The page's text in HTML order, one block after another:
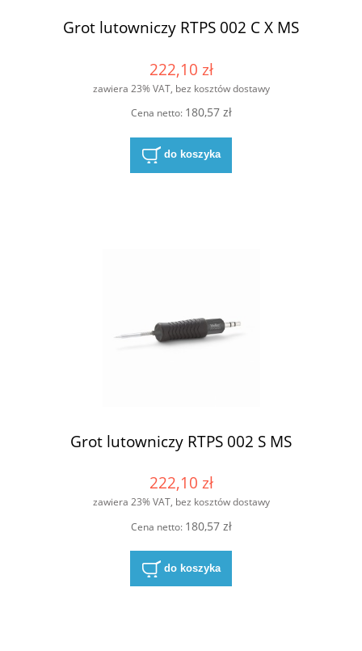
Grot lutowniczy RTPS 002 C X MS
222,10 zł
zawiera 23% VAT, bez kosztów dostawy
Cena netto: 180,57 zł
do koszyka
Grot lutowniczy RTPS 002 S MS
222,10 zł
zawiera 23% VAT, bez kosztów dostawy
Cena netto: 180,57 zł
do koszyka